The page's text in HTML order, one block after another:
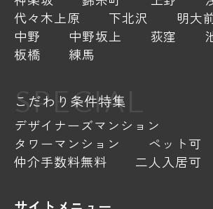
代々木上原
下北沢
明大
中野
中野坂上 荻窪
板橋
練馬
SPECIAL
こだわり条件特集
デザイナーズマンション
タワーマンション
ペット可
仲介手数料無料
二人入居可